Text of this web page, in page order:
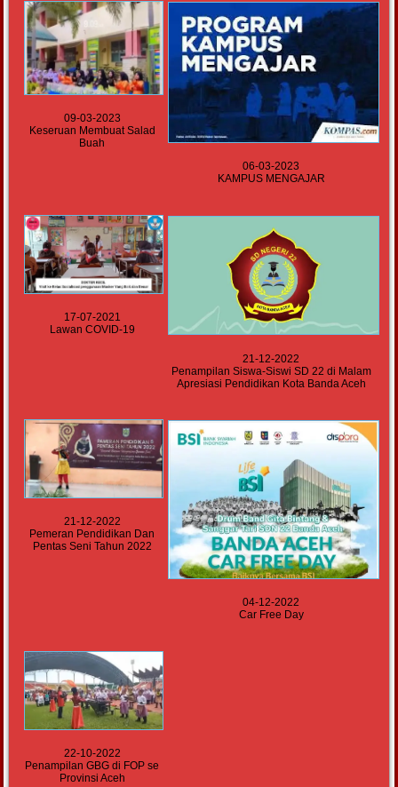
09-03-2023
Keseruan Membuat Salad
Buah
06-03-2023
KAMPUS MENGAJAR
17-07-2021
Lawan COVID-19
21-12-2022
Penampilan Siswa-Siswi SD 22 di Malam
Apresiasi Pendidikan Kota Banda Aceh
21-12-2022
Pemeran Pendidikan Dan
Pentas Seni Tahun 2022
04-12-2022
Car Free Day
22-10-2022
Penampilan GBG di FOP se
Provinsi Aceh